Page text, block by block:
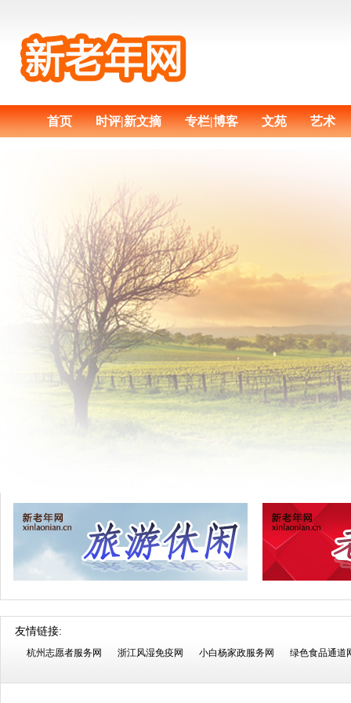
首页 时评|新文摘 专栏|博客 文苑 艺术
友情链接:
杭州志愿者服务网 浙江风湿免疫网 小白杨家政服务网 绿色食品通道